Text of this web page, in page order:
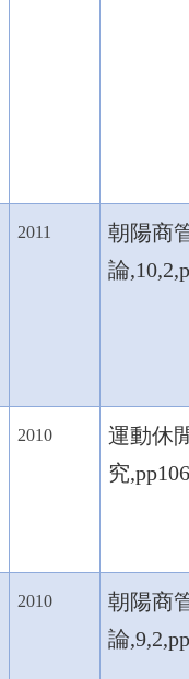
2011
朝陽商
論
2010
運動休
究
2010
朝陽商
論